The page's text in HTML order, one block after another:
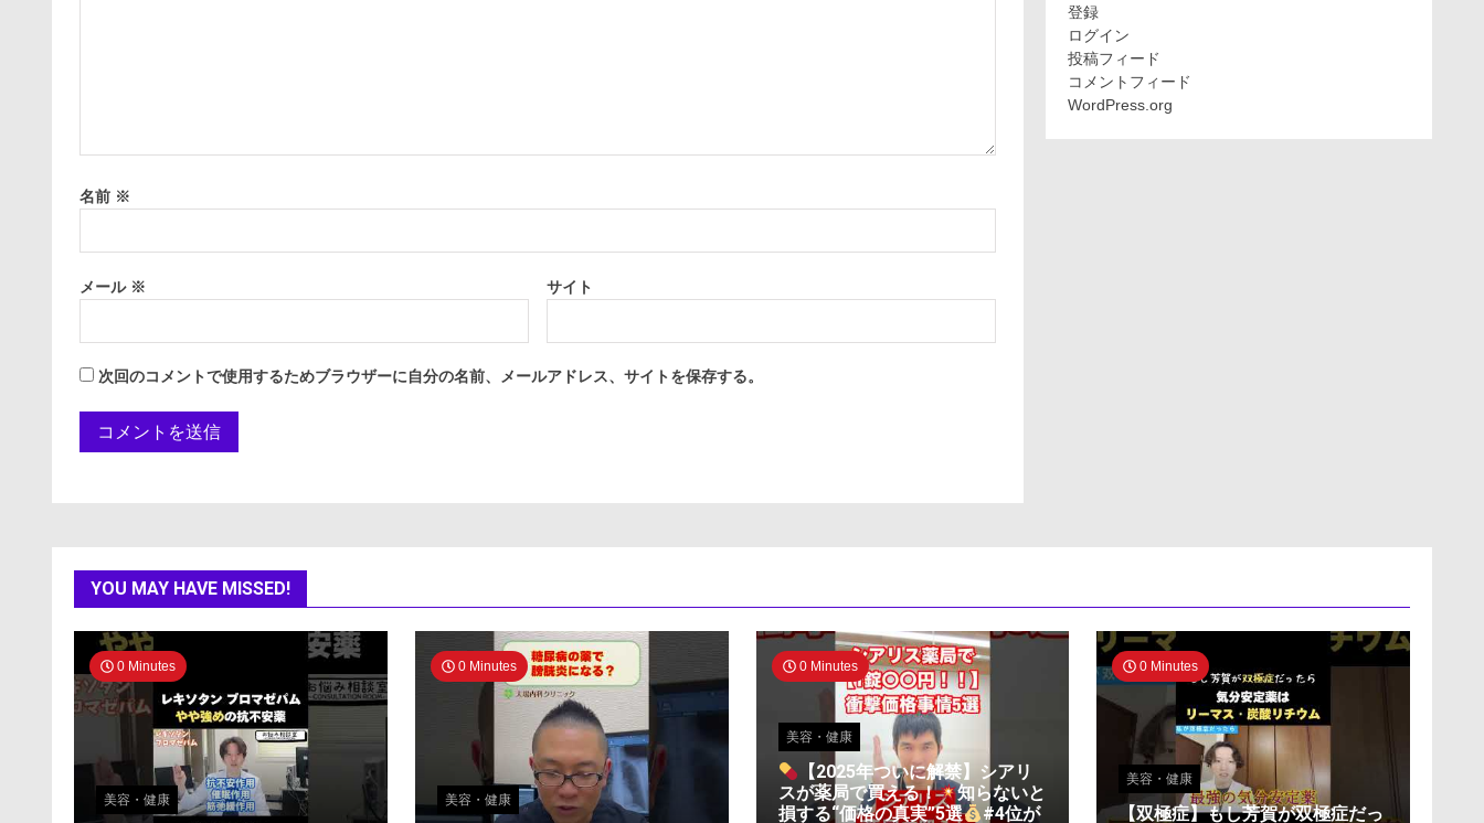
名前 ※
メール ※ サイト
次回のコメントで使用するためブラウザーに自分の名前、メールアドレス、サイトを保存する。
登録
ログイン
投稿フィード
コメントフィード
WordPress.org
YOU MAY HAVE MISSED!
0 Minutes
美容・健康
0 Minutes
美容・健康
0 Minutes
美容・健康
【2025年ついに解禁】シアリ
スが薬局で買える！
知らないと
損する“価格の真実”5選
#4位が
0 Minutes
美容・健康
【双極症】もし芳賀が双極症だっ